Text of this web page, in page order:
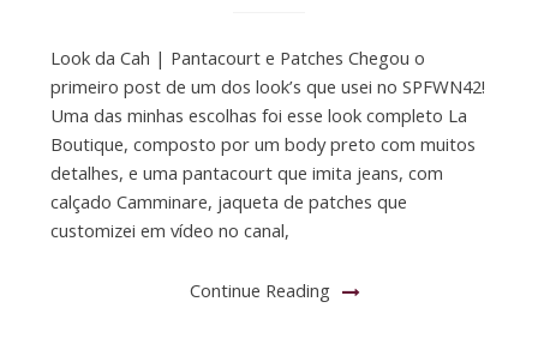
Look da Cah | Pantacourt e Patches Chegou o
primeiro post de um dos look’s que usei no SPFWN42!
Uma das minhas escolhas foi esse look completo La
Boutique, composto por um body preto com muitos
detalhes, e uma pantacourt que imita jeans, com
calçado Camminare, jaqueta de patches que
customizei em vídeo no canal,
Continue Reading